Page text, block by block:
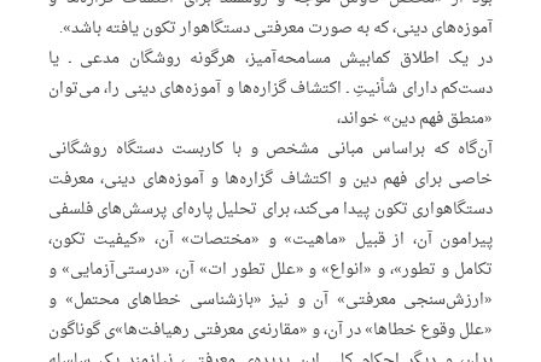
آموزه‌های دینی، که به صورت معرفتی دستگاهوار تکون یافته باشد».
در یک اطلاق کمابیش مسامحه‌آمیز، هرگونه روشگان مدعی ـ یا
دست‌کم دارای شأنیتِ ـ اکتشاف گزاره‌ها و آموزه‌های دینی را، می‌توان
«منطق فهم دین» خواند،
آن‌گاه که براساس مبانی مشخص و با کاربست دستگاه روشگانی
خاصی برای فهم دین و اکتشاف گزاره‌ها و آموزه‌های دینی، معرفت
دستگاهواری تکون پیدا می‌کند، برای تحلیل پاره‌ای پرسش‌های فلسفی
پیرامون آن، از قبیل «ماهیت» و «مختصات» آن، «کیفیت تکون،
تکامل و تطور»، و «انواع» و «علل تطور ات» آن، «درستی‌آزمایی» و
«ارزش‌سنجی معرفتی» آن و نیز «بازشناسی خطاهای محتمل» و
«علل وقوع خطاها» در آن، و «مقارنه‌ی معرفتی رهیافت‌ها»ی گوناگون